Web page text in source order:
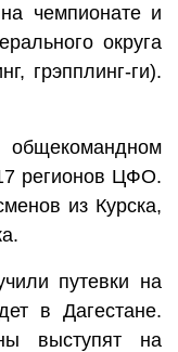
чемпионате и
округа
грэпплинг-ги).
регионов ЦФО.
из Курска,
путевки на
в Дагестане.
выступят на